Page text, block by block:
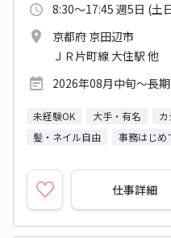
8:30～17:45 週5日 (土
京都府 京田辺市
ＪＲ片町線 大住駅 他
2026年08月中旬～長期
未経験OK 大手・有名
髪・ネイル自由
事務はじめ
仕事詳細